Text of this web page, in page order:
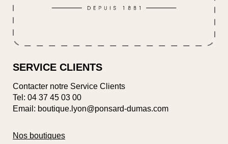
SERVICE CLIENTS
Contacter notre Service Clients
Tel: 04 37 45 03 00
Email: boutique.lyon@ponsard-dumas.com
Nos boutiques